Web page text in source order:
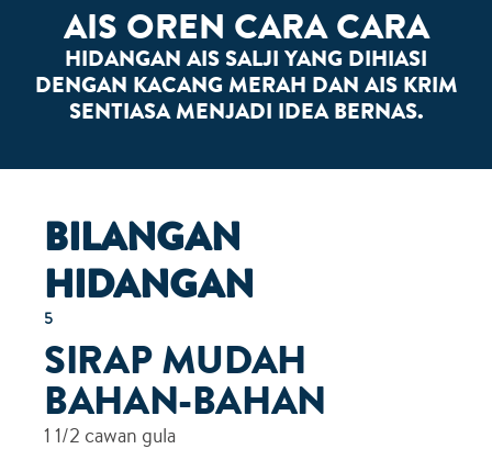
AIS OREN CARA CARA
HIDANGAN AIS SALJI YANG DIHIASI
DENGAN KACANG MERAH DAN AIS KRIM
SENTIASA MENJADI IDEA BERNAS.
BILANGAN
HIDANGAN
5
SIRAP MUDAH
BAHAN-BAHAN
1 1/2 cawan gula